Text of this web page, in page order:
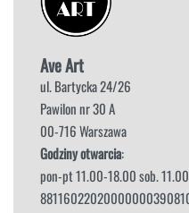
Ave Art
ul. Bartycka 24/26
Pawilon nr 30 A
00-716 Warszawa
Godziny otwarcia:
pon-pt 11.00-18.00 sob.